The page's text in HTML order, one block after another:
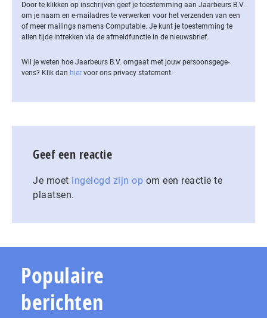
Door te klikken op inschrijven geef je toestemming aan Jaarbeurs B.V.
om je naam en e-mailadres te verwerken voor het verzenden van een
of meer mailings namens Computable. Je kunt je toestemming te
allen tijde intrekken via de af­meld­func­tie in de nieuwsbrief.
Wil je weten hoe Jaarbeurs B.V. omgaat met jouw per­soons­ge­ge­
vens? Klik dan hier voor ons privacy statement.
Geef een reactie
Je moet ingelogd zijn op om een reactie te
plaatsen.
Populaire
berichten